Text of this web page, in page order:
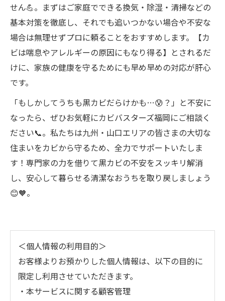
せん💪。まずはご家庭でできる換気・除湿・清掃などの
基本対策を徹底し、それでも追いつかない場合や不安な
場合は無理せずプロに頼ることをおすすめします。【カ
ビは喘息やアレルギーの原因にもなり得る】とされるだ
けに、家族の健康を守るためにも早め早めの対応が肝心
です。
「もしかしてうちも黒カビだらけかも…😰？」と不安に
なったら、ぜひお気軽にカビバスターズ福岡にご相談く
ださい📞。私たちは九州・山口エリアの皆さまの大切な
住まいをカビから守るため、全力でサポートいたしま
す！専門家の力を借りて黒カビの不安をスッキリ解消
し、安心して暮らせる清潔なおうちを取り戻しましょう
😊🧡。
＜個人情報の利用目的＞
お客様よりお預かりした個人情報は、以下の目的に
限定し利用させていただきます。
・本サービスに関する顧客管理